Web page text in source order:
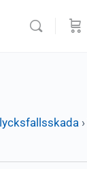
›